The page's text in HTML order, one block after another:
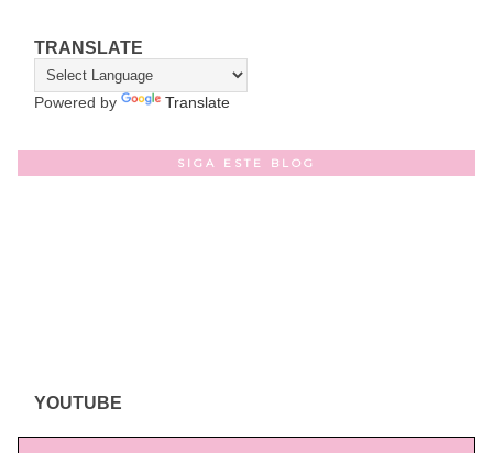
TRANSLATE
Powered by Translate
SIGA ESTE BLOG
YOUTUBE